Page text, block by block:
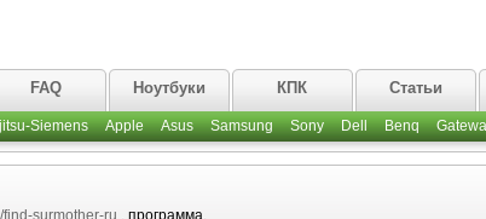
FAQ Ноутбуки КПК Статьи
Siemens Apple Asus Samsung Sony Dell Benq
find-surmother-ru , программа.